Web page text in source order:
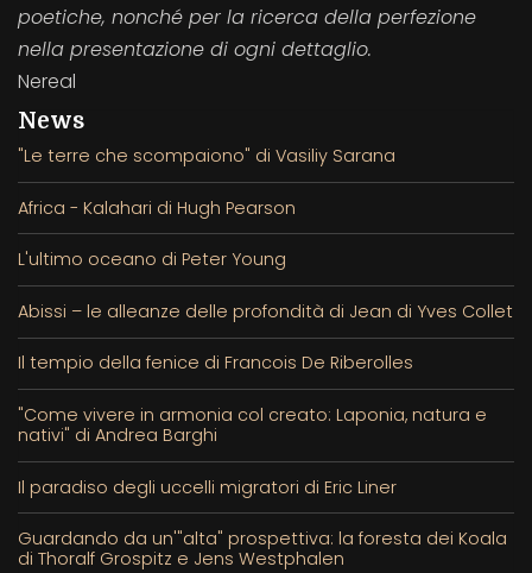
poetiche, nonché per la ricerca della perfezione
nella presentazione di ogni dettaglio.
Nereal
News
"Le terre che scompaiono" di Vasiliy Sarana
Africa - Kalahari di Hugh Pearson
L'ultimo oceano di Peter Young
Abissi – le alleanze delle profondità di Jean di Yves Collet
Il tempio della fenice di Francois De Riberolles
"Come vivere in armonia col creato: Laponia, natura e
nativi" di Andrea Barghi
Il paradiso degli uccelli migratori di Eric Liner
Guardando da un'"alta" prospettiva: la foresta dei Koala
di Thoralf Grospitz e Jens Westphalen